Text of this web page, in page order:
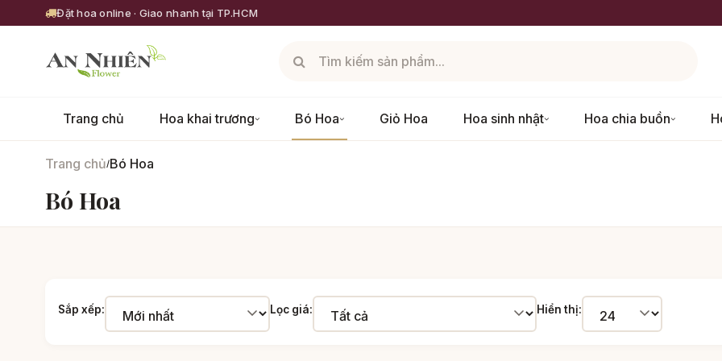
Đặt hoa online · Giao nhanh tại TP.HCM
Trang chủ Hoa khai trương Bó Hoa Giỏ Hoa Hoa sinh nhật Hoa chia buồn
Trang chủ/Bó Hoa
Bó Hoa
Sắp xếp: Lọc giá: Hiển thị: